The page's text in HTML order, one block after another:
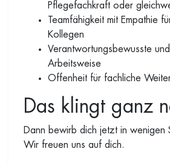
Pflegefachkraft oder
Teamfähigkeit mit Empathie
Kollegen
Verantwortungsbewusste
Arbeitsweise
Offenheit für fachliche
Das klingt ganz
Dann bewirb dich jetzt in wenigen
Wir freuen uns auf dich.